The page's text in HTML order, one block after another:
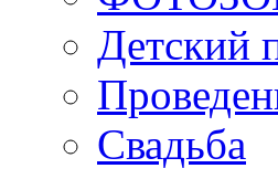
Детский
Свадьба